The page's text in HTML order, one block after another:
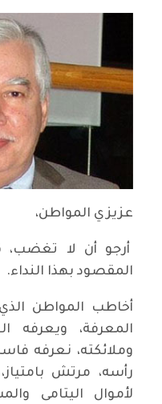
عزيزي المواطن،
أرجو أن لا
المقصود بهذا النداء.
أخاطب المواطن
المعرفة، ويعرفه
وملائكته، نعرفه
رأسه، مرتش
لأموال اليتامى